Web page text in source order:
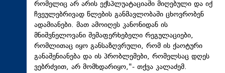
რომელიც არ არის ექსპლუატაციაში მიღებული და იქ
ჩვეულებრივად წლების განმავლობაში ცხოვრობენ
ადამიანები. მათ ამოიღეს კანონიდან ის
მნიშვნელოვანი შემაფერხებელი რეგულაციები,
რომლითაც იყო განსაზღვრული, რომ ის ქაოტური
განაშენიანება და ის პრობლემები, რომელსაც დღეს
ვებრძვით, არ მომხდარიყო,"- თქვა კალაძემ.